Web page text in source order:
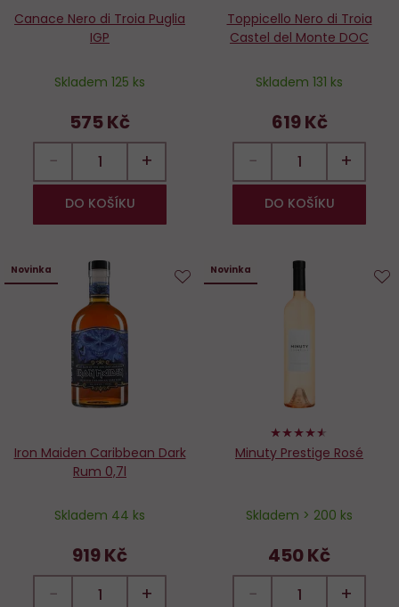
Canace Nero di Troia Puglia
IGP
Skladem 125 ks
575 Kč
− +
DO KOŠÍKU
Toppicello Nero di Troia
Castel del Monte DOC
Skladem 131 ks
619 Kč
− +
DO KOŠÍKU
Novinka
Iron Maiden Caribbean Dark
Rum 0,7l
Skladem 44 ks
919 Kč
− +
Novinka
90%
Minuty Prestige Rosé
Skladem > 200 ks
450 Kč
− +